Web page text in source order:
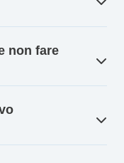
non fare